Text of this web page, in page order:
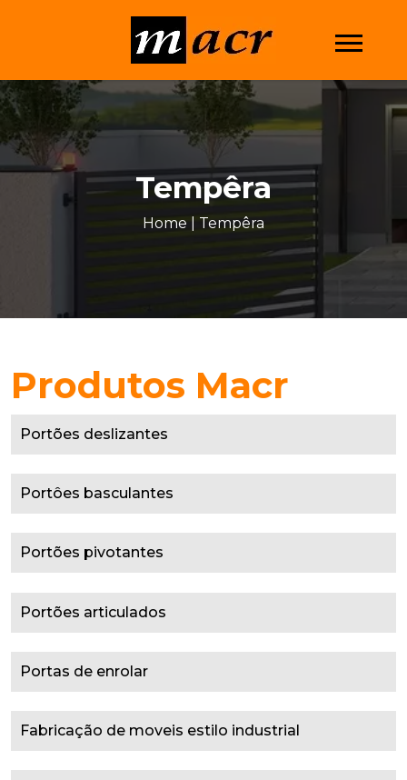
Tempêra
Home Tempêra
Produtos Macr
Portões deslizantes
Portôes basculantes
Portões pivotantes
Portões articulados
Portas de enrolar
Fabricação de moveis estilo industrial